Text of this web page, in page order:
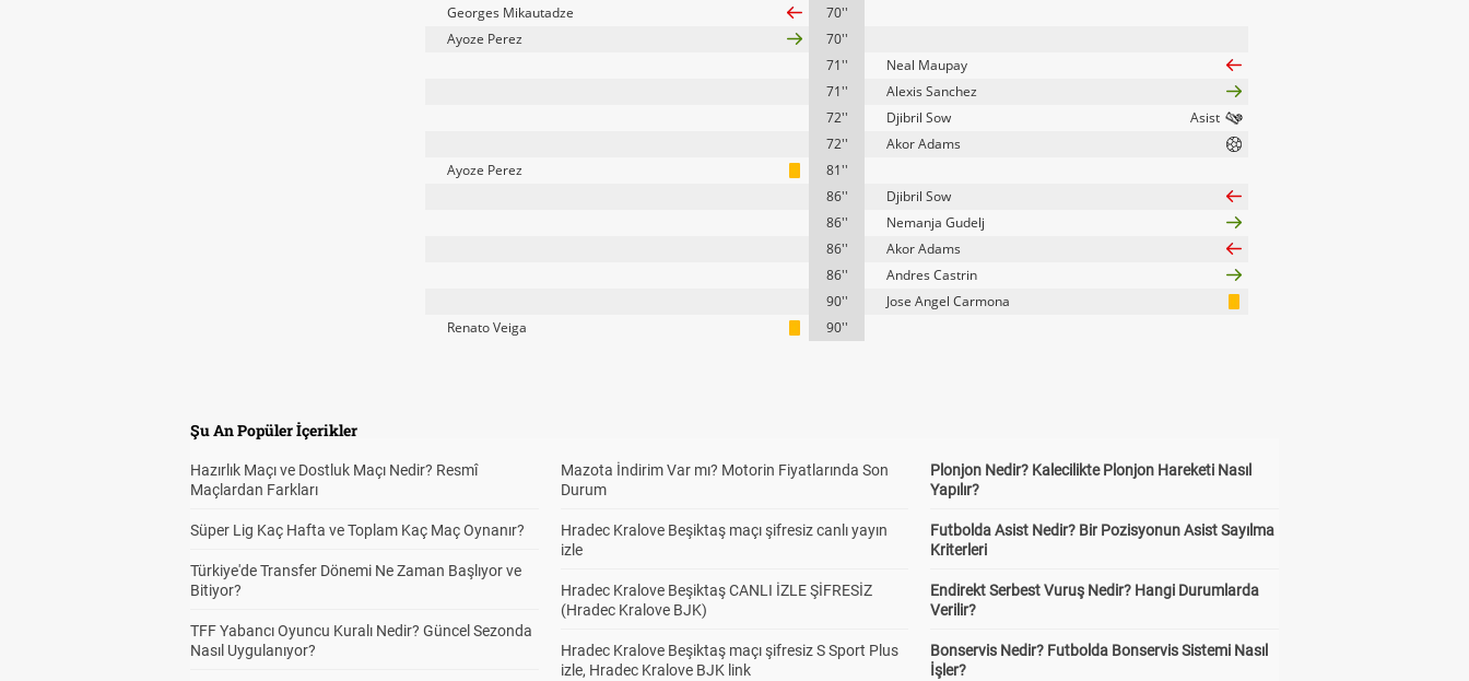
Georges Mikautadze
70''
Ayoze Perez
70''
71''
Neal Maupay
71''
Alexis Sanchez
72''
Djibril Sow
72''
Akor Adams
Ayoze Perez
81''
86''
Djibril Sow
86''
Nemanja Gudelj
86''
Akor Adams
86''
Andres Castrin
90''
Jose Angel Carmona
Renato Veiga
90''
Şu An Popüler İçerikler
Hazırlık Maçı ve Dostluk Maçı Nedir? Resmî
Maçlardan Farkları
Süper Lig Kaç Hafta ve Toplam Kaç Maç Oynanır?
Türkiye'de Transfer Dönemi Ne Zaman Başlıyor ve
Bitiyor?
TFF Yabancı Oyuncu Kuralı Nedir? Güncel Sezonda
Nasıl Uygulanıyor?
Mazota İndirim Var mı? Motorin Fiyatlarında Son
Durum
Hradec Kralove Beşiktaş maçı şifresiz canlı yayın
izle
Hradec Kralove Beşiktaş CANLI İZLE ŞİFRESİZ
(Hradec Kralove BJK)
Hradec Kralove Beşiktaş maçı şifresiz S Sport Plus
izle, Hradec Kralove BJK link
Plonjon Nedir? Kalecilikte Plonjon Hareketi Nasıl
Yapılır?
Futbolda Asist Nedir? Bir Pozisyonun Asist Sayılma
Kriterleri
Endirekt Serbest Vuruş Nedir? Hangi Durumlarda
Verilir?
Bonservis Nedir? Futbolda Bonservis Sistemi Nasıl
İşler?